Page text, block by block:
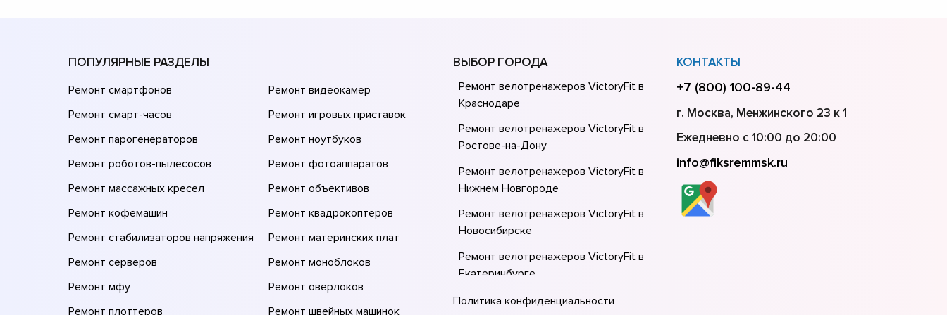
ПОПУЛЯРНЫЕ РАЗДЕЛЫ
Ремонт смартфонов
Ремонт смарт-часов
Ремонт парогенераторов
Ремонт роботов-пылесосов
Ремонт массажных кресел
Ремонт кофемашин
Ремонт стабилизаторов напряжения
Ремонт серверов
Ремонт мфу
Ремонт плоттеров
Ремонт видеокамер
Ремонт игровых приставок
Ремонт ноутбуков
Ремонт фотоаппаратов
Ремонт объективов
Ремонт квадрокоптеров
Ремонт материнских плат
Ремонт моноблоков
Ремонт оверлоков
Ремонт швейных машинок
ВЫБОР ГОРОДА
Ремонт велотренажеров VictoryFit в
Краснодаре
Ремонт велотренажеров VictoryFit в
Ростове-на-Донy
Ремонт велотренажеров VictoryFit в
Нижнем Новгороде
Ремонт велотренажеров VictoryFit в
Новосибирске
Ремонт велотренажеров VictoryFit в
Екатеринбурге
Ремонт велотренажеров VictoryFit в
Политика конфиденциальности
КОНТАКТЫ
+7 (800) 100-89-44
г. Москва, Менжинского 23 к 1
Ежедневно с 10:00 до 20:00
info@fiksremmsk.ru